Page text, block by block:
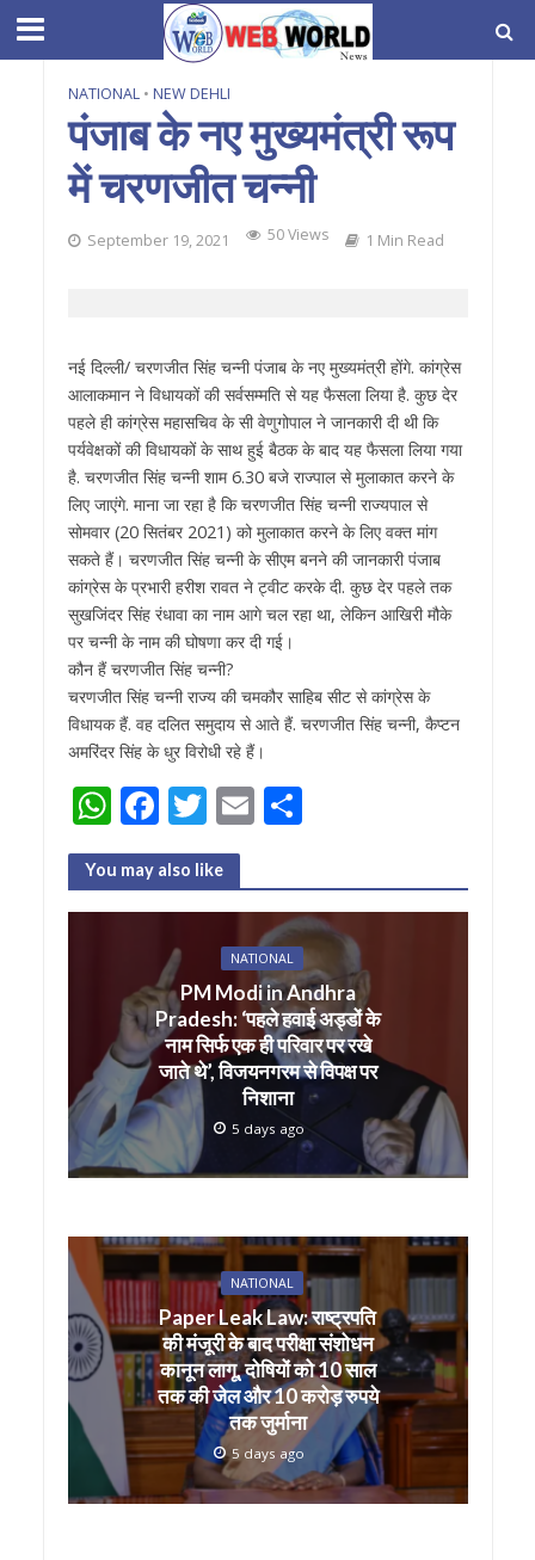
NATIONAL • NEW DEHLI
पंजाब के नए मुख्यमंत्री रूप
में चरणजीत चन्नी
September 19, 2021 50 Views 1 Min Read
नई दिल्ली/ चरणजीत सिंह चन्नी पंजाब के नए मुख्यमंत्री होंगे. कांग्रेस
आलाकमान ने विधायकों की सर्वसम्मति से यह फैसला लिया है. कुछ देर
पहले ही कांग्रेस महासचिव के सी वेणुगोपाल ने जानकारी दी थी कि
पर्यवेक्षकों की विधायकों के साथ हुई बैठक के बाद यह फैसला लिया गया
है. चरणजीत सिंह चन्नी शाम 6.30 बजे राज्पाल से मुलाकात करने के
लिए जाएंगे. माना जा रहा है कि चरणजीत सिंह चन्नी राज्यपाल से
सोमवार (20 सितंबर 2021) को मुलाकात करने के लिए वक्त मांग
सकते हैं। चरणजीत सिंह चन्नी के सीएम बनने की जानकारी पंजाब
कांग्रेस के प्रभारी हरीश रावत ने ट्वीट करके दी. कुछ देर पहले तक
सुखजिंदर सिंह रंधावा का नाम आगे चल रहा था, लेकिन आखिरी मौके
पर चन्नी के नाम की घोषणा कर दी गई।
कौन हैं चरणजीत सिंह चन्नी?
चरणजीत सिंह चन्नी राज्य की चमकौर साहिब सीट से कांग्रेस के
विधायक हैं. वह दलित समुदाय से आते हैं. चरणजीत सिंह चन्नी, कैप्टन
अमरिंदर सिंह के धुर विरोधी रहे हैं।
W
h
at
s
p
p
F
ac
e
b
o
o
k
T
w
itt
er
E
ai
l
S
ar
e
You may also like
NATIONAL
PM Modi in Andhra
Pradesh: ‘पहले हवाई अड्डों के
नाम सिर्फ एक ही परिवार पर रखे
जाते थे’, विजयनगरम से विपक्ष पर
निशाना
5 days ago
NATIONAL
Paper Leak Law: राष्ट्रपति
की मंजूरी के बाद परीक्षा संशोधन
कानून लागू, दोषियों को 10 साल
तक की जेल और 10 करोड़ रुपये
तक जुर्माना
5 days ago